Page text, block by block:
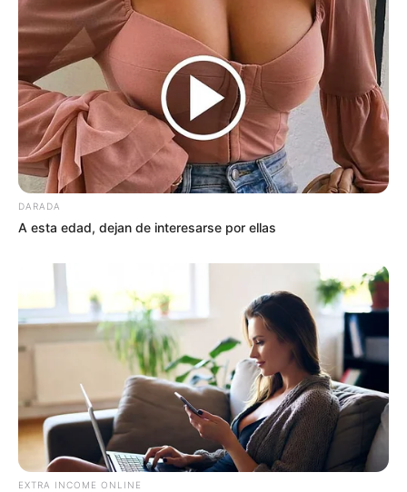
DARADA
A esta edad, dejan de interesarse por ellas
EXTRA INCOME ONLINE